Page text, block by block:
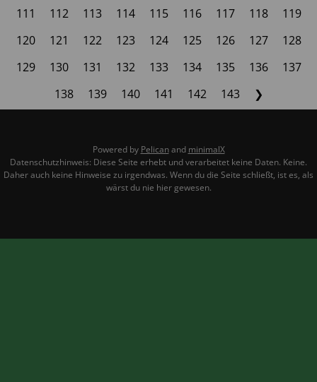
111
112 113 114 115 116 117 118
119
120
121 122 123 124 125 126 127
128
129
130 131 132 133 134 135 136
137
138
139 140 141 142 143 ❯
Powered by Pelicanand minimalX
Datenschutzhinweis: Diese Seite erhebt und verarbeitet keine Daten. Keine.
Daher auch keine Hinweise zu irgendwas. Wenn du die Seite schließt, ist es, als
wärst du nie hier gewesen.